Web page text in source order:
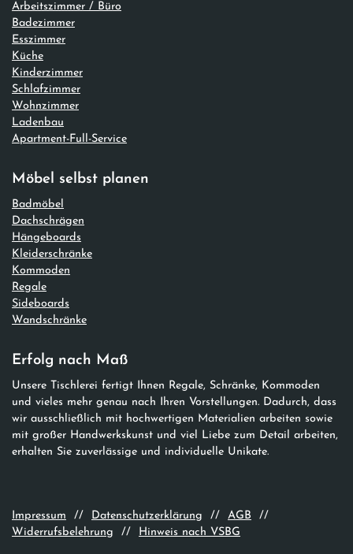
Arbeitszimmer / Büro
Badezimmer
Esszimmer
Küche
Kinderzimmer
Schlafzimmer
Wohnzimmer
Ladenbau
Apartment-Full-Service
Möbel selbst planen
Badmöbel
Dachschrägen
Hängeboards
Kleiderschränke
Kommoden
Regale
Sideboards
Wandschränke
Erfolg nach Maß
Unsere Tischlerei fertigt Ihnen Regale, Schränke, Kommoden
und vieles mehr genau nach Ihren Vorstellungen. Dadurch, dass
wir ausschließlich mit hochwertigen Materialien arbeiten sowie
mit großer Handwerkskunst und viel Liebe zum Detail arbeiten,
erhalten Sie zuverlässige und individuelle Unikate.
Impressum // Datenschutzerklärung // AGB //
Widerrufsbelehrung // Hinweis nach VSBG